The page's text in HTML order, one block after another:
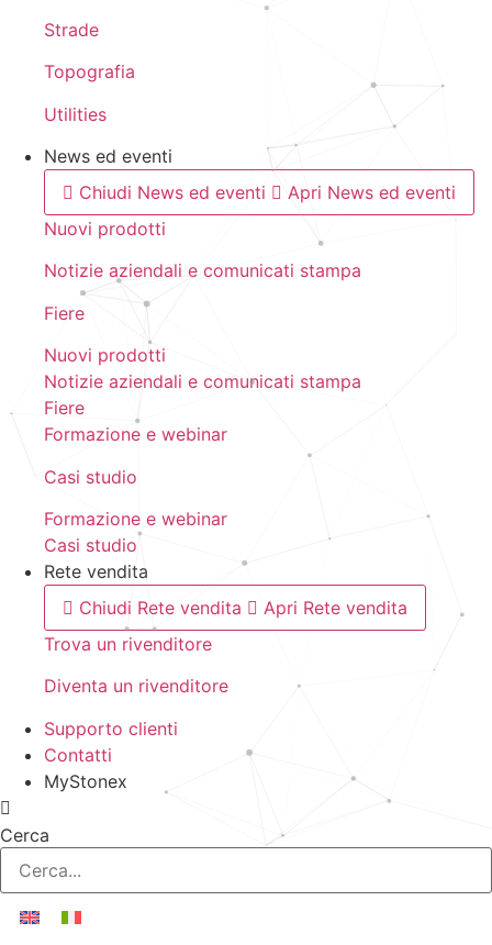
Strade
Topografia
Utilities
News ed eventi
Chiudi News ed eventi
Apri News ed eventi
Nuovi prodotti
Notizie aziendali e comunicati stampa
Fiere
Nuovi prodotti
Notizie aziendali e comunicati stampa
Fiere
Formazione e webinar
Casi studio
Formazione e webinar
Casi studio
Rete vendita
Chiudi Rete vendita
Apri Rete vendita
Trova un rivenditore
Diventa un rivenditore
Supporto clienti
Contatti
MyStonex
Cerca